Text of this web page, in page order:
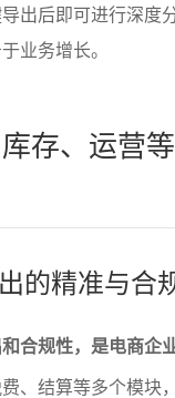
出后即可进行深度
业务增长。
存、运营
的精准与合
合规性，是电商企
、结算等多个模块